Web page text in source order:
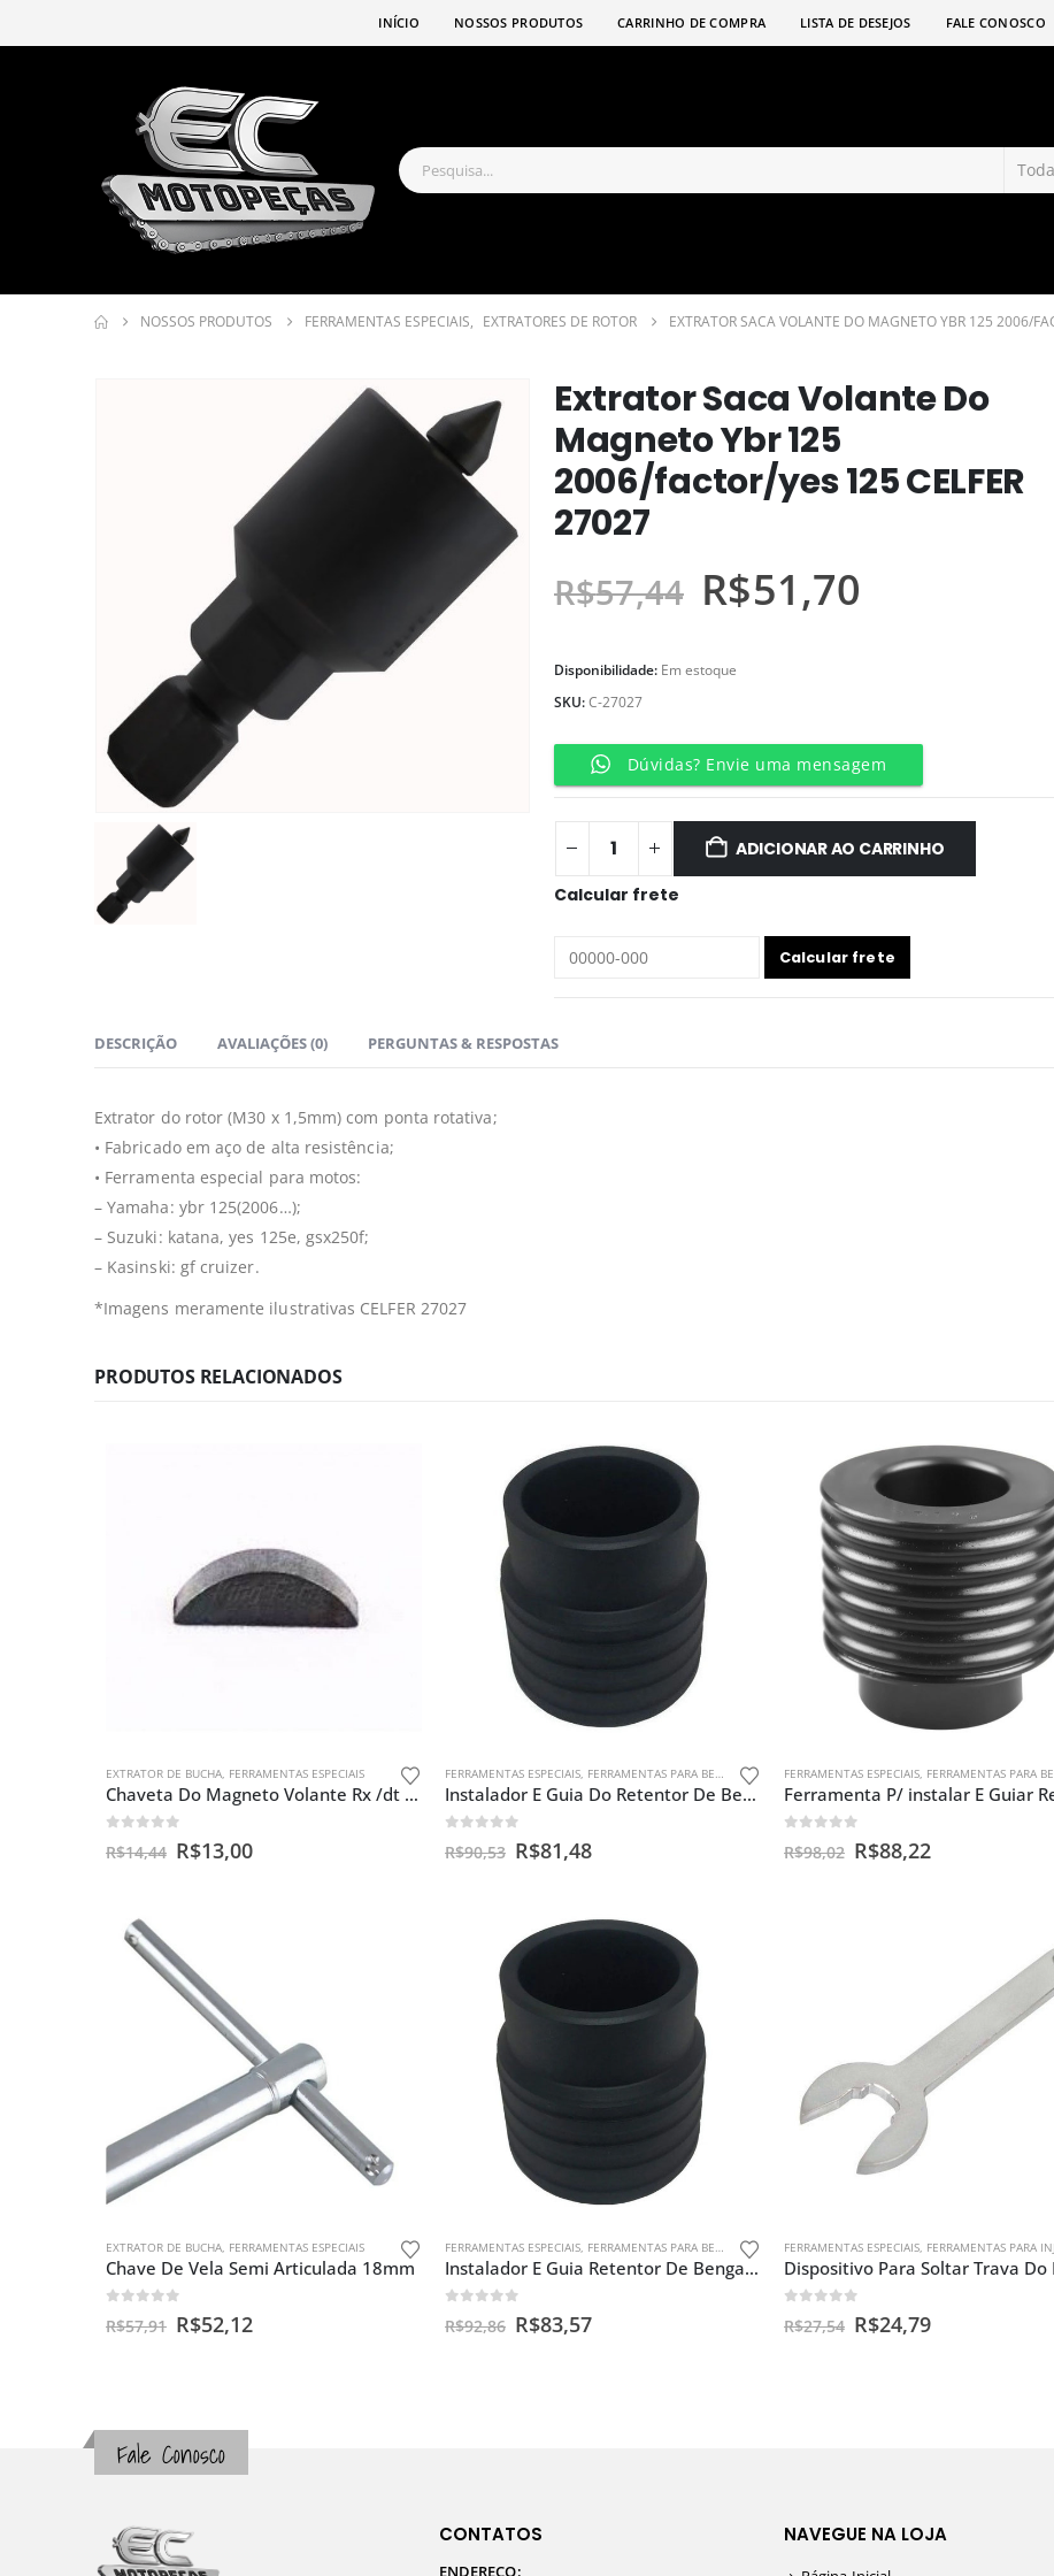
INÍCIO NOSSOS PRODUTOS CARRINHO DE COMPRA LISTA DE DESEJOS FALE CONOSCO
NOSSOS PRODUTOS FERRAMENTAS ESPECIAIS, EXTRATORES DE ROTOR EXTRATOR SACA VOLANTE DO MAGNETO YBR 125 2006/
Extrator Saca Volante Do
Magneto Ybr 125
2006/factor/yes 125 CELFER
27027
R$57,44 R$51,70
Disponibilidade: Em estoque
SKU:C-27027
Dúvidas? Envie uma mensagem
ADICIONAR AO CARRINHO
Calcular frete
DESCRIÇÃO AVALIAÇÕES (0) PERGUNTAS & RESPOSTAS
Extrator do rotor (M30 x 1,5mm) com ponta rotativa;
• Fabricado em aço de alta resistência;
• Ferramenta especial para motos:
– Yamaha: ybr 125(2006…);
– Suzuki: katana, yes 125e, gsx250f;
– Kasinski: gf cruizer.
*Imagens meramente ilustrativas CELFER 27027
PRODUTOS RELACIONADOS
EXTRATOR DE BUCHA, FERRAMENTAS ESPECIAIS
Chaveta Do Magneto Volante Rx /dt 180/tdr/dt/yamaha Antigas
R$14,44 R$13,00
FERRAMENTAS ESPECIAIS, FERRAMENTAS PARA BENGALAS
Instalador E Guia Do Retentor De Bengala Yamaha Crosser 150
R$90,53 R$81,48
FERRAMENTAS ESPECIAIS, FERRAMENTAS PARA BENGALAS
R$98,02 R$88,22
EXTRATOR DE BUCHA, FERRAMENTAS ESPECIAIS
Chave De Vela Semi Articulada 18mm
R$57,91 R$52,12
FERRAMENTAS ESPECIAIS, FERRAMENTAS PARA BENGALAS
Instalador E Guia Retentor De Bengala Cg 150
R$92,86 R$83,57
FERRAMENTAS ESPECIAIS, FERRAMENTAS PARA INJEÇÃO
R$27,54 R$24,79
Fale Conosco
CONTATOS
ENDEREÇO:
NAVEGUE NA LOJA